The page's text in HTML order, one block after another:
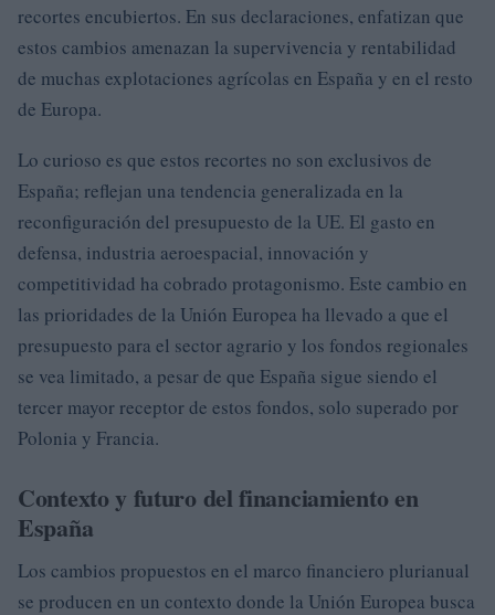
recortes encubiertos. En sus declaraciones, enfatizan que
estos cambios amenazan la supervivencia y rentabilidad
de muchas explotaciones agrícolas en España y en el resto
de Europa.
Lo curioso es que estos recortes no son exclusivos de
España; reflejan una tendencia generalizada en la
reconfiguración del presupuesto de la UE. El gasto en
defensa, industria aeroespacial, innovación y
competitividad ha cobrado protagonismo. Este cambio en
las prioridades de la Unión Europea ha llevado a que el
presupuesto para el sector agrario y los fondos regionales
se vea limitado, a pesar de que España sigue siendo el
tercer mayor receptor de estos fondos, solo superado por
Polonia y Francia.
Contexto y futuro del financiamiento en
España
Los cambios propuestos en el marco financiero plurianual
se producen en un contexto donde la Unión Europea busca